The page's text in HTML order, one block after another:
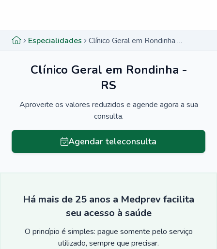
Especialidades Clínico Geral em Rondinha - RS
Clínico Geral em Rondinha -
RS
Aproveite os valores reduzidos e agende agora a sua
consulta.
Agendar teleconsulta
Há mais de 25 anos a Medprev facilita
seu acesso à saúde
O princípio é simples: pague somente pelo serviço
utilizado, sempre que precisar.